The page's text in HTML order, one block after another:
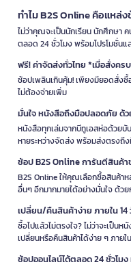
ทำไม B2S Online คือแห
ไม่ว่าคุณจะเป็นนักเรียน นักศึกษา
ตลอด 24 ชั่วโมง พร้อมโปรโมชั่นแ
ฟรี! ค่าจัดส่งทั่วไทย *เมื่อสั่งค
ช้อปเพลินเกินคุ้ม! เพียงมียอดสั่ง
ไม่ต้องจ่ายเพิ่ม
มั่นใจ หนังสือถึงมือปลอดภัย ด้
หนังสือทุกเล่มจากบีทูเอสห่อด้วยบั
หายระหว่างจัดส่ง พร้อมส่งตรง
ช้อป B2S Online การันตีสินค้า
B2S Online ให้คุณเลือกซื้อสินค้าห
อื่นๆ อีกมากมายได้อย่างมั่นใจ ด้ว
เปลี่ยน/คืนสินค้าง่าย ภายใน 14
ซื้อไปแล้วไม่ตรงใจ? ไม่ว่าจะเป็
เปลี่ยนหรือคืนสินค้าได้ง่าย ๆ ภาย
ช้อปออนไลน์ได้ตลอด 24 ชั่วโมง